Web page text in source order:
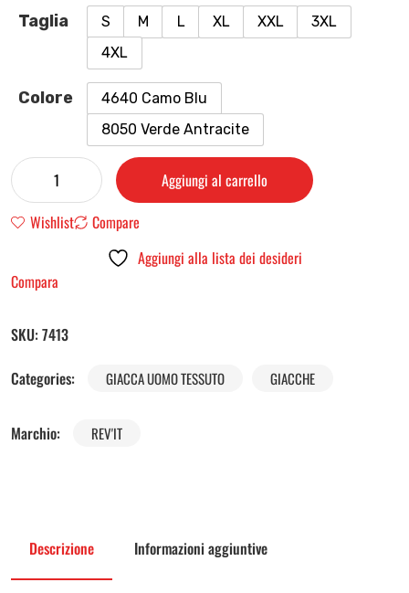
Taglia S M L XL XXL
3XL
4XL
Colore
4640 Camo Blu
8050 Verde Antracite
Aggiungi al carrello
Wishlist
Compare
Aggiungi alla lista dei desideri
Compara
SKU: 7413
Categories:
GIACCA UOMO TESSUTO GIACCHE
Marchio: REV'IT
Descrizione Informazioni aggiuntive